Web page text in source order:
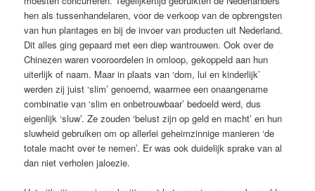
hen als tussenhandelaren, voor de verkoop van de opbrengsten
van hun plantages en bij de invoer van producten uit Nederland.
Dit alles ging gepaard met een diep wantrouwen. Ook over de
Chinezen waren vooroordelen in omloop, gekoppeld aan hun
uiterlijk of naam. Maar in plaats van ‘dom, lui en kinderlijk’
werden zij juist ‘slim’ genoemd, waarmee een onaangename
combinatie van ‘slim en onbetrouwbaar’ bedoeld werd, dus
eigenlijk ‘sluw’. Ze zouden ‘belust zijn op geld en macht’ en hun
sluwheid gebruiken om op allerlei geheimzinnige manieren ‘de
totale macht over te nemen’. Er was ook duidelijk sprake van al
dan niet verholen jaloezie.